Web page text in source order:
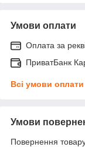
Умови оплати
Оплата за
ПриватБанк
Всі умови оплати
Умови
Повернення